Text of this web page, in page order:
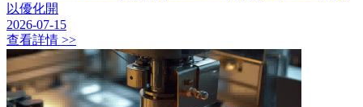
以優化開
2026-07-15
查看詳情 >>